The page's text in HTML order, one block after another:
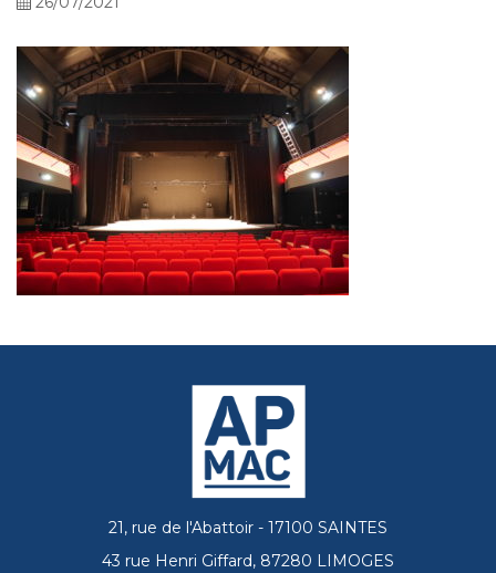
21, rue de l'Abattoir - 17100 SAINTES
43 rue Henri Giffard, 87280 LIMOGES